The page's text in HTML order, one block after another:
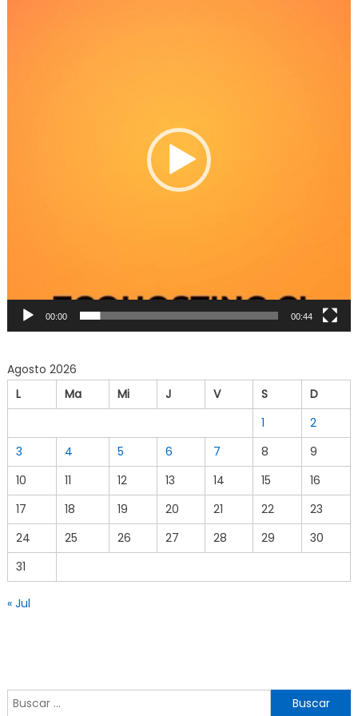
00:00 00:44
Agosto 2026
L
Ma Mi J V S
D
1
2
3
4 5 6 7 8
9
10
11 12 13 14 15
16
17
18 19 20 21 22
23
24
25 26 27 28 29
30
31
« Jul
Buscar por: